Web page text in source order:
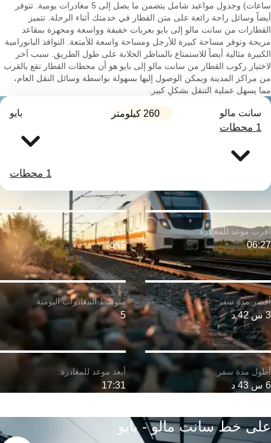
ساعات) وجدول مواعيد شامل يتضمن ما يصل إلى 5 مغادرات يومية. تتوفر
أيضاً وسائل راحة رائعة على متن القطار في خدمتك أثناء الرحلة. تتميز
القطارات من سانت مالو إلى بايو بعربات خفيفة وواسعة ومجهزة بمقاعد
مريحة وتوفر مساحة كبيرة للأرجل ومساحة واسعة للأمتعة. النوافذ البانورامية
الكبيرة مثالية أيضاً للاستمتاع بالمناظر الخلابة على طول الطريق. سبب آخر
لاختيار ركوب القطار من سانت مالو إلى بايو هو أن محطات القطار تقع بالقرب
من مراكز المدينة ويمكن الوصول إليها بسهولة بواسطة وسائل النقل العام،
مما يسهل عملية التنقل بشكلٍ كبير.
سانت مالو 260 كيلومتر بايو
1 محطات
1 محطات
3 س 42 د
06:27
6 س 43 د
$٥٩
5
17:31
على خط سانت مالو - بايو